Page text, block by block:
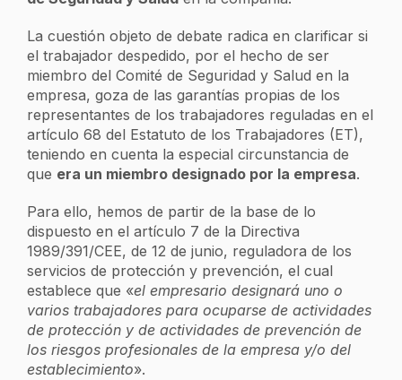
La cuestión objeto de debate radica en clarificar si
el trabajador despedido, por el hecho de ser
miembro del Comité de Seguridad y Salud en la
empresa, goza de las garantías propias de los
representantes de los trabajadores reguladas en el
artículo 68 del Estatuto de los Trabajadores (ET),
teniendo en cuenta la especial circunstancia de
que era un miembro designado por la empresa.
Para ello, hemos de partir de la base de lo
dispuesto en el artículo 7 de la Directiva
1989/391/CEE, de 12 de junio, reguladora de los
servicios de protección y prevención, el cual
establece que «el empresario designará uno o
varios trabajadores para ocuparse de actividades
de protección y de actividades de prevención de
los riesgos profesionales de la empresa y/o del
establecimiento».